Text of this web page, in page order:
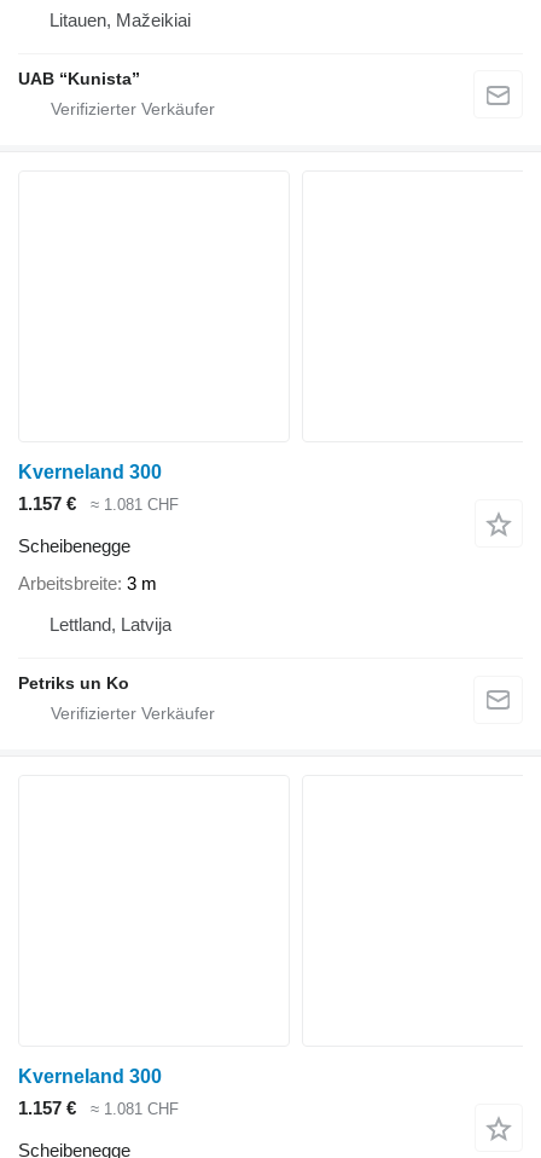
Litauen, Mažeikiai
UAB “Kunista”
Kverneland 300
1.157 €
≈ 1.081 CHF
Scheibenegge
Arbeitsbreite 3 m
Lettland, Latvija
Petriks un Ko
Kverneland 300
1.157 €
≈ 1.081 CHF
Scheibenegge